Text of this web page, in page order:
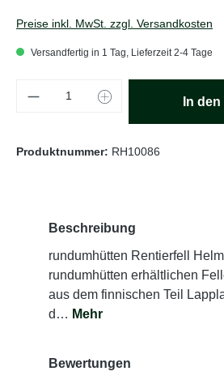
Preise inkl. MwSt. zzgl. Versandkosten
Versandfertig in 1 Tag, Lieferzeit 2-4 Tage
Produkt Anzahl: Gib den
In
Produktnummer: RH10086
Beschreibung
rundumhütten Rentierfell
rundumhütten erhältlichen
aus dem finnischen Teil
d… Mehr
Bewertungen